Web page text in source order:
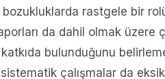
bozukluklarda rastgele bir
da dahil olmak üzere
katkıda bulunduğunu
sistematik çalışmalar da